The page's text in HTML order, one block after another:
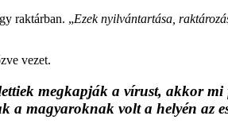
raktárban. „Ezek nyilvántartása,
vezet.
megkapják a vírust, akkor
a magyaroknak volt a helyén az